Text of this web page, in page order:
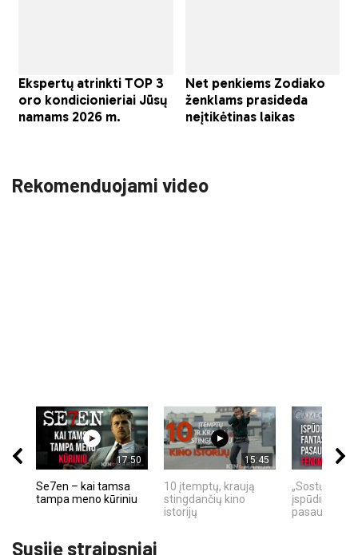
Rekomenduojami video
17:50
Se7en – kai tamsa
tampa meno kūriniu
15:45
10 įtemptų, kraują
stingdančių kino
istorijų
„Sostų
įspūdingas
pasaulio
Susiję straipsniai